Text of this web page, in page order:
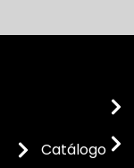
Catálogo